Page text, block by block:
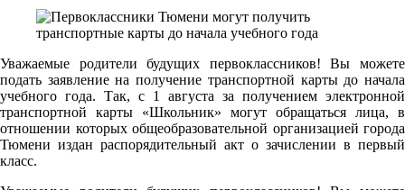
Уважаемые родители будущих первоклассников! Вы можете
подать заявление на получение транспортной карты до начала
учебного года. Так, с 1 августа за получением электронной
транспортной карты «Школьник» могут обращаться лица, в
отношении которых общеобразовательной организацией города
Тюмени издан распорядительный акт о зачислении в первый
класс.